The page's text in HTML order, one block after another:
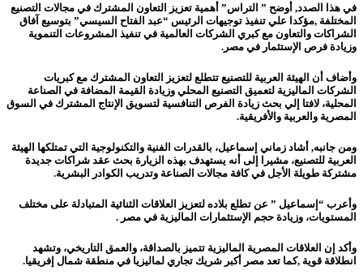
في هذا الصدد, أوضح ” التراس” أهمية تعزيز التعاون المشترك في مجالات التصنيع
المختلفة ,مؤكدا علي تنفيذ توجيهات الرئيس “عبد الفتاح السيسي” بتوسيع آفاق
الشراكات والتعاون مع كبري الشركات العالمية في تنفيذ المشروعات التنموية
وزيادة فرص الإستثمار في مصر.
وأضاف أن الهيئة العربية للتصنيع تتطلع لتعزيز التعاون المشترك مع كبريات
الشركات الماليزية لتعميق التصنيع المحلي وزيادة القيمة المضافة في الصناعة
المحلية، لافتا إلي بحث زيادة الفرص التنافسية لتسويق الإنتاج المشترك في السوق
المصرية والعربية والأفريقية.
ومن جانبه, أشاد زماني إسماعيل، بالقدرات الفنية والتكنولوجية التي تمتلكها الهيئة
العربية للتصنيع، مشيرا إلى أنه يستهدف بهذه الزيارة بحث عقد شراكات جديدة
مشتركة طويلة الأجل في كافة مجالات الصناعة وتدريب الكوادر البشرية.
وأعرب “إسماعيل ” عن تطلع بلاده لتعزيز العلاقات الثنائية المتبادلة على مختلف
المستويات، وزيادة حجم الإستثمارات الماليزية في مصر .
وأكد إن العلاقات المصرية الماليزية تتميز بالصداقة، والعمق التاريخي، وتشهد
انطلاقة قوية ,كما تعد مصر أكبر شريك تجاري لماليزيا في منطقة شمال إفريقيا.